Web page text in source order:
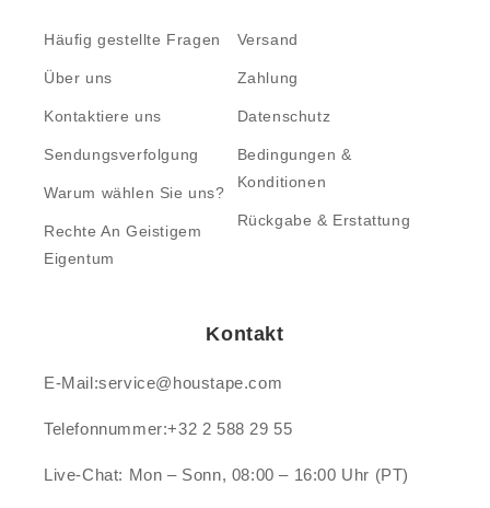
Häufig gestellte Fragen
Über uns
Kontaktiere uns
Sendungsverfolgung
Warum wählen Sie uns?
Rechte An Geistigem
Eigentum
Versand
Zahlung
Datenschutz
Bedingungen &
Konditionen
Rückgabe & Erstattung
Kontakt
E-Mail:service@houstape.com
Telefonnummer:+32 2 588 29 55
Live-Chat: Mon – Sonn, 08:00 – 16:00 Uhr (PT)